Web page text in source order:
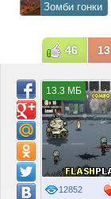
Зомби гонки
12852
13.3 МБ
46 13